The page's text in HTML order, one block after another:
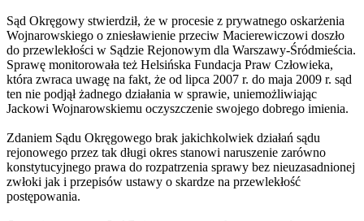
Sąd Okręgowy stwierdził, że w procesie z prywatnego oskarżenia
Wojnarowskiego o zniesławienie przeciw Macierewiczowi doszło
do przewlekłości w Sądzie Rejonowym dla Warszawy-Śródmieścia.
Sprawę monitorowała też Helsińska Fundacja Praw Człowieka,
która zwraca uwagę na fakt, że od lipca 2007 r. do maja 2009 r. sąd
ten nie podjął żadnego działania w sprawie, uniemożliwiając
Jackowi Wojnarowskiemu oczyszczenie swojego dobrego imienia.
Zdaniem Sądu Okręgowego brak jakichkolwiek działań sądu
rejonowego przez tak długi okres stanowi naruszenie zarówno
konstytucyjnego prawa do rozpatrzenia sprawy bez nieuzasadnionej
zwłoki jak i przepisów ustawy o skardze na przewlekłość
postępowania.